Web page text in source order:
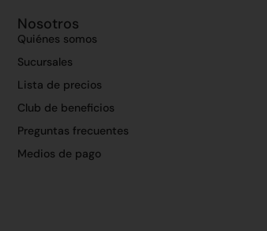
Nosotros
Quiénes somos
Sucursales
Lista de precios
Club de beneficios
Preguntas frecuentes
Medios de pago